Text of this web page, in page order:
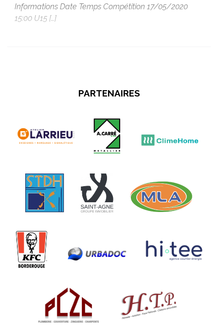
Informations Date Temps Compétition 17/05/2020
15:00 U15 […]
PARTENAIRES